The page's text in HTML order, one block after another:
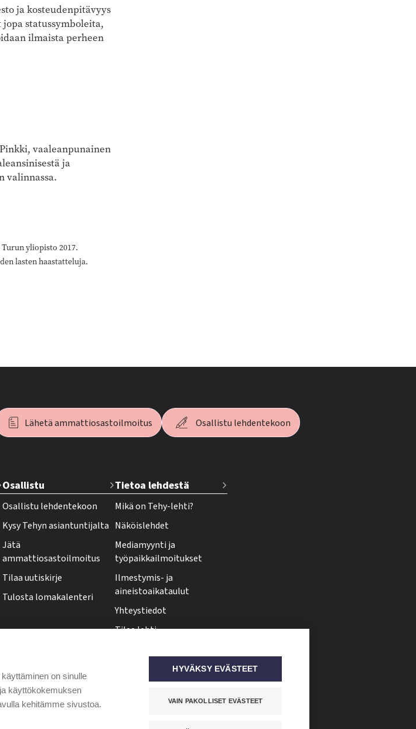
ja kosteudenpitävyys
statussymboleita,
ilmaista perheen
vaaleanpunainen
ja
valinnassa.
yliopisto 2017.
lasten haastatteluja.
Lähetä ammattiosastoilmoitus Osallistu lehdentekoon
Osallistu
Osallistu lehdentekoon
Kysy Tehyn asiantuntijalta
Jätä
ammattiosastoilmoitus
Tilaa uutiskirje
Tulosta lomakalenteri
Tietoa lehdestä
Mikä on Tehy-lehti?
Näköislehdet
Mediamyynti ja
työpaikkailmoitukset
Ilmestymis- ja
aineistoaikataulut
Yhteystiedot
Tilaa lehti
Tehy-lehti somessa
on sinulle
käyttökokemuksen
kehitämme sivustoa.
HYVÄKSY EVÄSTEET
VAIN PAKOLLISET EVÄSTEET